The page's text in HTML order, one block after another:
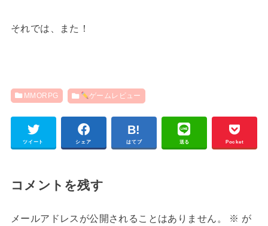
それでは、また！
MMORPG ゲームレビュー
ツイート シェア はてブ 送る Pocket
コメントを残す
メールアドレスが公開されることはありません。 ※ が